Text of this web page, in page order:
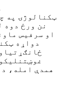
نن ورځ دوه
همدې امله،